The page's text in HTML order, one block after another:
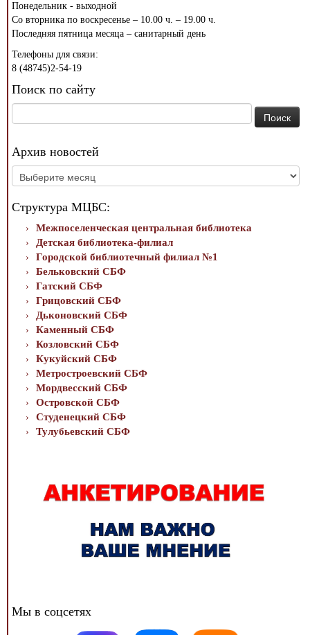
Понедельник - выходной
Со вторника по воскресенье – 10.00 ч. – 19.00 ч.
Последняя пятница месяца – санитарный день
Телефоны для связи:
8 (48745)2-54-19
Поиск по сайту
Архив новостей
Архив
новостей
Структура МЦБС:
Межпоселенческая центральная библиотека
Детская библиотека-филиал
Городской библиотечный филиал №1
Бельковский СБФ
Гатский СБФ
Грицовский СБФ
Дьконовский СБФ
Каменный СБФ
Козловский СБФ
Кукуйский СБФ
Метростроевский СБФ
Мордвесский СБФ
Островской СБФ
Студенецкий СБФ
Тулубьевский СБФ
Мы в соцсетях